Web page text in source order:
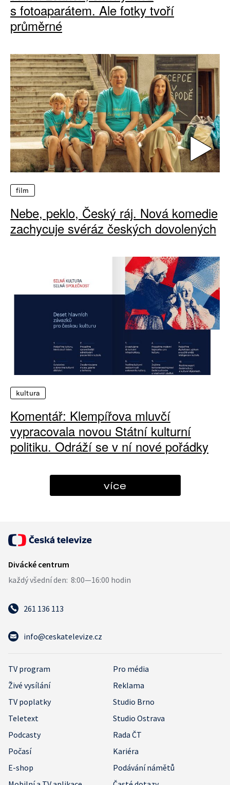
s fotoaparátem. Ale fotky tvoří
průměrné
film
Nebe, peklo, Český ráj. Nová komedie
zachycuje svéráz českých dovolených
kultura
Komentář: Klempířova mluvčí
vypracovala novou Státní kulturní
politiku. Odráží se v ní nové pořádky
více
261 136 113
info@ceskatelevize.cz
TV program
Pro média
Živé vysílání
Reklama
TV poplatky
Studio Brno
Teletext
Studio Ostrava
Podcasty
Rada ČT
Počasí
Kariéra
E-shop
Podávání námětů